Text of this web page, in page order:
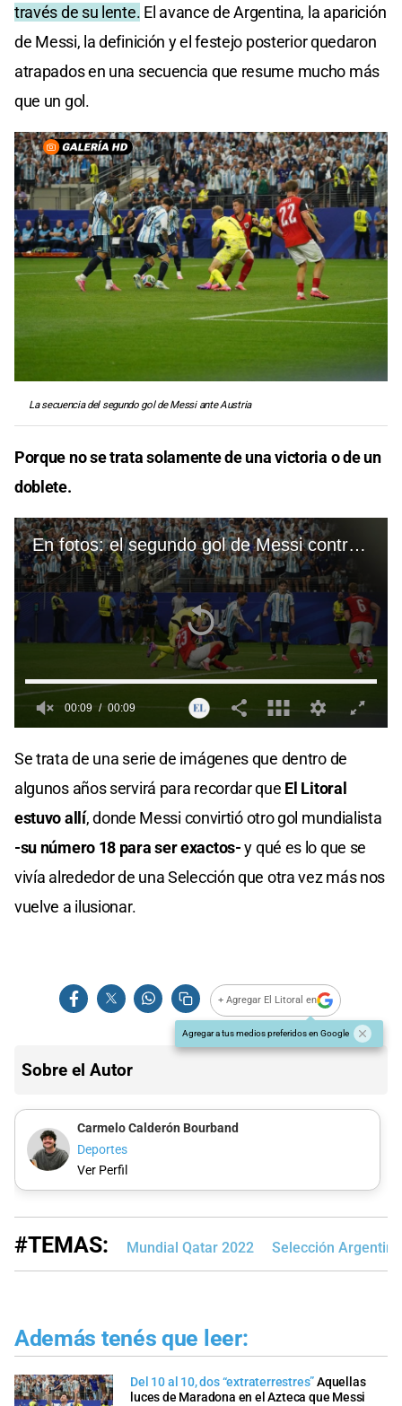
través de su lente. El avance de Argentina, la aparición
de Messi, la definición y el festejo posterior quedaron
atrapados en una secuencia que resume mucho más
que un gol.
La secuencia del segundo gol de Messi ante Austria
Porque no se trata solamente de una victoria o de un
doblete.
Se trata de una serie de imágenes que dentro de
algunos años servirá para recordar que El Litoral
estuvo allí, donde Messi convirtió otro gol mundialista
-su número 18 para ser exactos-y qué es lo que se
vivía alrededor de una Selección que otra vez más nos
vuelve a ilusionar.
+ Agregar El Litoral en
Agregar a tus medios preferidos en Google
Sobre el Autor
Carmelo Calderón Bourband
Deportes
Ver Perfil
#TEMAS: Mundial Qatar 2022 Selección
Además tenés que leer:
Del 10 al 10, dos “extraterrestres”Aquellas
luces de Maradona en el Azteca que Messi